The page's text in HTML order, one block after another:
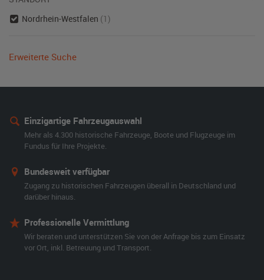
Nordrhein-Westfalen (1)
Erweiterte Suche
Einzigartige Fahrzeugauswahl
Mehr als 4.300 historische Fahrzeuge, Boote und Flugzeuge im
Fundus für Ihre Projekte.
Bundesweit verfügbar
Zugang zu historischen Fahrzeugen überall in Deutschland und
darüber hinaus.
Professionelle Vermittlung
Wir beraten und unterstützen Sie von der Anfrage bis zum Einsatz
vor Ort, inkl. Betreuung und Transport.